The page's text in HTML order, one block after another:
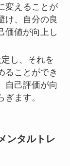
変えることが
け、自分の良
価値が向上し
し、それを
ることができ
自己評価が向
ぎます。
ンタルトレ